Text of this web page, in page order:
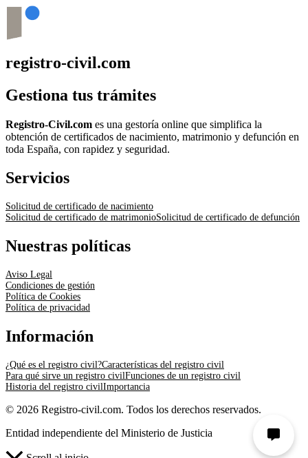
registro-civil.com
Gestiona tus trámites
Registro-Civil.com es una gestoría online que simplifica la
obtención de certificados de nacimiento, matrimonio y defunción en
toda España, con rapidez y seguridad.
Servicios
Solicitud de certificado de nacimiento
Solicitud de certificado de matrimonioSolicitud de certificado de defunción
Nuestras políticas
Aviso Legal
Condiciones de gestión
Política de Cookies
Política de privacidad
Información
¿Qué es el registro civil?Características del registro civil
Para qué sirve un registro civilFunciones de un registro civil
Historia del registro civilImportancia
© 2026 Registro-civil.com. Todos los derechos reservados.
Entidad independiente del Ministerio de Justicia